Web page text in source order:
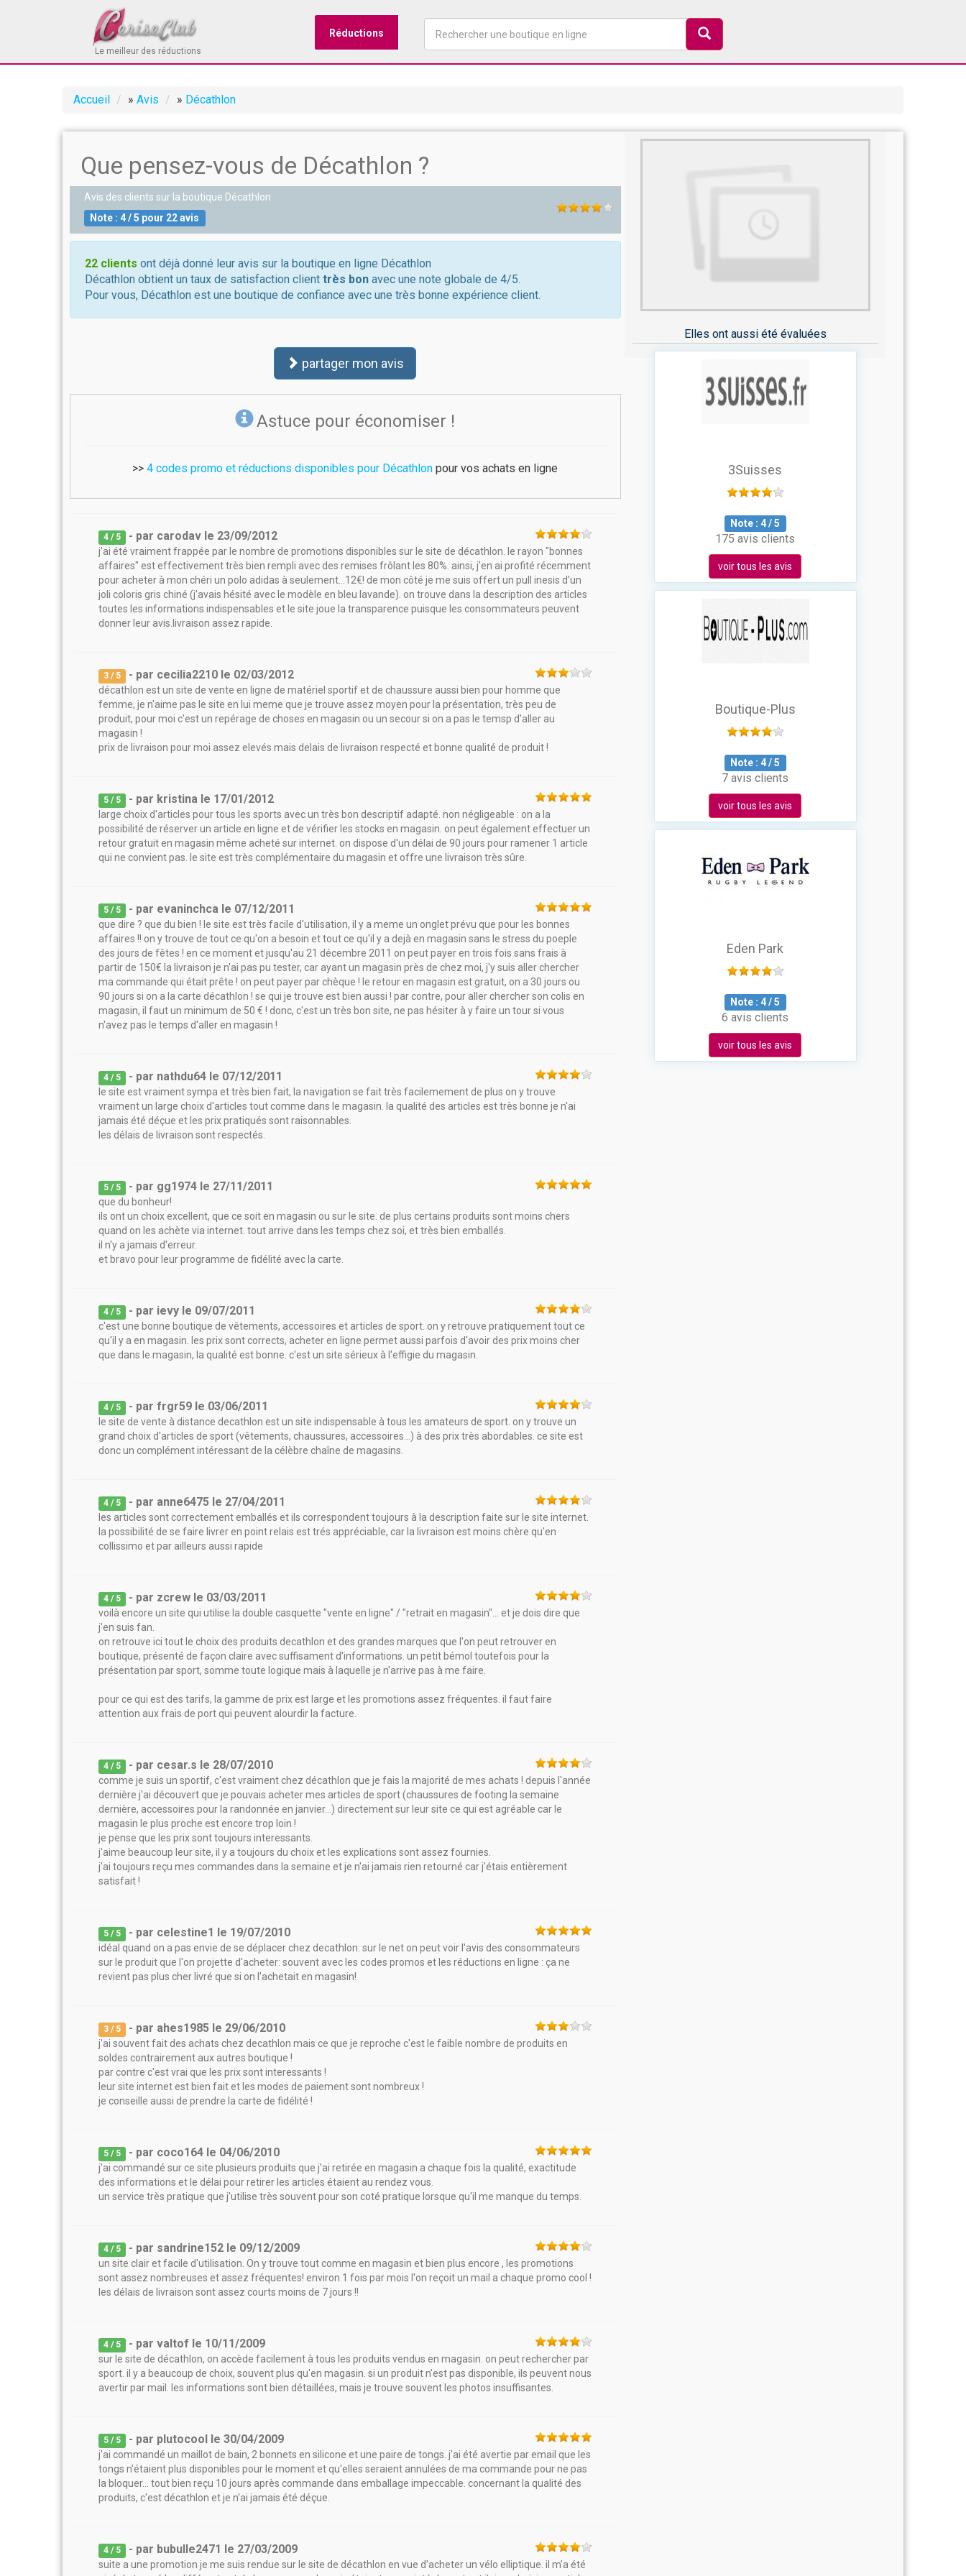
Le meilleur des réductions
Réductions
Accueil » Avis » Décathlon
Que pensez-vous de Décathlon ?
Avis des clients sur la boutique Décathlon
Note : 4/5 pour 22avis
22 clients ont déjà donné leur avis sur la boutique en ligne Décathlon
Décathlon obtient un taux de satisfaction client très bon avec une note globale de 4/5.
Pour vous, Décathlon est une boutique de confiance avec une très bonne expérience client.
partager mon avis
Astuce pour économiser !
>>4 codes promo et réductions disponibles pour Décathlon pour vos achats en ligne
4 / 5 - par carodav le 23/09/2012
j'ai été vraiment frappée par le nombre de promotions disponibles sur le site de décathlon. le rayon "bonnes
affaires" est effectivement très bien rempli avec des remises frôlant les 80%. ainsi, j'en ai profité récemment
pour acheter à mon chéri un polo adidas à seulement...12€! de mon côté je me suis offert un pull inesis d'un
joli coloris gris chiné (j'avais hésité avec le modèle en bleu lavande). on trouve dans la description des articles
toutes les informations indispensables et le site joue la transparence puisque les consommateurs peuvent
donner leur avis.livraison assez rapide.
3 / 5 - par cecilia2210 le 02/03/2012
décathlon est un site de vente en ligne de matériel sportif et de chaussure aussi bien pour homme que
femme, je n'aime pas le site en lui meme que je trouve assez moyen pour la présentation, très peu de
produit, pour moi c'est un repérage de choses en magasin ou un secour si on a pas le temsp d'aller au
magasin !
prix de livraison pour moi assez elevés mais delais de livraison respecté et bonne qualité de produit !
5 / 5 - par kristina le 17/01/2012
large choix d'articles pour tous les sports avec un très bon descriptif adapté. non négligeable : on a la
possibilité de réserver un article en ligne et de vérifier les stocks en magasin. on peut également effectuer un
retour gratuit en magasin même acheté sur internet. on dispose d'un délai de 90 jours pour ramener 1 article
qui ne convient pas. le site est très complémentaire du magasin et offre une livraison très sûre.
5 / 5 - par evaninchca le 07/12/2011
que dire ? que du bien ! le site est très facile d'utilisation, il y a meme un onglet prévu que pour les bonnes
affaires !! on y trouve de tout ce qu'on a besoin et tout ce qu'il y a dejà en magasin sans le stress du poeple
des jours de fêtes ! en ce moment et jusqu'au 21 décembre 2011 on peut payer en trois fois sans frais à
partir de 150€ la livraison je n'ai pas pu tester, car ayant un magasin près de chez moi, j'y suis aller chercher
ma commande qui était prête ! on peut payer par chèque ! le retour en magasin est gratuit, on a 30 jours ou
90 jours si on a la carte décathlon ! se qui je trouve est bien aussi ! par contre, pour aller chercher son colis en
magasin, il faut un minimum de 50 € ! donc, c'est un très bon site, ne pas hésiter à y faire un tour si vous
n'avez pas le temps d'aller en magasin !
4 / 5 - par nathdu64 le 07/12/2011
le site est vraiment sympa et très bien fait, la navigation se fait très facilemement de plus on y trouve
vraiment un large choix d'articles tout comme dans le magasin. la qualité des articles est très bonne je n'ai
jamais été déçue et les prix pratiqués sont raisonnables.
les délais de livraison sont respectés.
5 / 5 - par gg1974 le 27/11/2011
que du bonheur!
ils ont un choix excellent, que ce soit en magasin ou sur le site. de plus certains produits sont moins chers
quand on les achète via internet. tout arrive dans les temps chez soi, et très bien emballés.
il n'y a jamais d'erreur.
et bravo pour leur programme de fidélité avec la carte.
4 / 5 - par ievy le 09/07/2011
c'est une bonne boutique de vêtements, accessoires et articles de sport. on y retrouve pratiquement tout ce
qu'il y a en magasin. les prix sont corrects, acheter en ligne permet aussi parfois d'avoir des prix moins cher
que dans le magasin, la qualité est bonne. c'est un site sérieux à l'effigie du magasin.
4 / 5 - parfrgr59 le 03/06/2011
le site de vente à distance decathlon est un site indispensable à tous les amateurs de sport. on y trouve un
grand choix d'articles de sport (vêtements, chaussures, accessoires...) à des prix très abordables. ce site est
donc un complément intéressant de la célèbre chaîne de magasins.
4 / 5 - par anne6475 le 27/04/2011
les articles sont correctement emballés et ils correspondent toujours à la description faite sur le site internet.
la possibilité de se faire livrer en point relais est trés appréciable, car la livraison est moins chère qu'en
collissimo et par ailleurs aussi rapide
4 / 5 - par zcrew le 03/03/2011
voilà encore un site qui utilise la double casquette "vente en ligne" / "retrait en magasin"... et je dois dire que
j'en suis fan.
on retrouve ici tout le choix des produits decathlon et des grandes marques que l'on peut retrouver en
boutique, présenté de façon claire avec suffisament d'informations. un petit bémol toutefois pour la
présentation par sport, somme toute logique mais à laquelle je n'arrive pas à me faire.
pour ce qui est des tarifs, la gamme de prix est large et les promotions assez fréquentes. il faut faire
attention aux frais de port qui peuvent alourdir la facture.
4 / 5 - par cesar.s le 28/07/2010
comme je suis un sportif, c'est vraiment chez décathlon que je fais la majorité de mes achats ! depuis l'année
dernière j'ai découvert que je pouvais acheter mes articles de sport (chaussures de footing la semaine
dernière, accessoires pour la randonnée en janvier...) directement sur leur site ce qui est agréable car le
magasin le plus proche est encore trop loin !
je pense que les prix sont toujours interessants.
j'aime beaucoup leur site, il y a toujours du choix et les explications sont assez fournies.
j'ai toujours reçu mes commandes dans la semaine et je n'ai jamais rien retourné car j'étais entièrement
satisfait !
5 / 5 - par celestine1 le 19/07/2010
idéal quand on a pas envie de se déplacer chez decathlon: sur le net on peut voir l'avis des consommateurs
sur le produit que l'on projette d'acheter: souvent avec les codes promos et les réductions en ligne : ça ne
revient pas plus cher livré que si on l'achetait en magasin!
3 / 5 - par ahes1985 le 29/06/2010
j'ai souvent fait des achats chez decathlon mais ce que je reproche c'est le faible nombre de produits en
soldes contrairement aux autres boutique !
par contre c'est vrai que les prix sont interessants !
leur site internet est bien fait et les modes de paiement sont nombreux !
je conseille aussi de prendre la carte de fidélité !
5 / 5 - par coco164 le 04/06/2010
j'ai commandé sur ce site plusieurs produits que j'ai retirée en magasin a chaque fois la qualité, exactitude
des informations et le délai pour retirer les articles étaient au rendez vous.
un service très pratique que j'utilise très souvent pour son coté pratique lorsque qu'il me manque du temps.
4 / 5 - par sandrine152 le 09/12/2009
un site clair et facile d'utilisation. On y trouve tout comme en magasin et bien plus encore , les promotions
sont assez nombreuses et assez fréquentes! environ 1 fois par mois l'on reçoit un mail a chaque promo cool !
les délais de livraison sont assez courts moins de 7 jours !!
4 / 5 - parvaltof le 10/11/2009
sur le site de décathlon, on accède facilement à tous les produits vendus en magasin. on peut rechercher par
sport. il y a beaucoup de choix, souvent plus qu'en magasin. si un produit n'est pas disponible, ils peuvent nous
avertir par mail. les informations sont bien détaillées, mais je trouve souvent les photos insuffisantes.
5 / 5 - par plutocool le30/04/2009
j'ai commandé un maillot de bain, 2 bonnets en silicone et une paire de tongs. j'ai été avertie par email que les
tongs n'étaient plus disponibles pour le moment et qu'elles seraient annulées de ma commande pour ne pas
la bloquer... tout bien reçu 10 jours après commande dans emballage impeccable. concernant la qualité des
produits, c'est décathlon et je n'ai jamais été déçue.
4 / 5 - par bubulle2471 le 27/03/2009
suite a une promotion je me suis rendue sur le site de décathlon en vue d'acheter un vélo elliptique. il m'a été
Elles ont aussi été évaluées
3Suisses
Note : 4/5
175 avis clients
voir tous les avis
Boutique-Plus
Note : 4/5
7 avis clients
voir tous les avis
Eden Park
Note : 4/5
6 avis clients
voir tous les avis